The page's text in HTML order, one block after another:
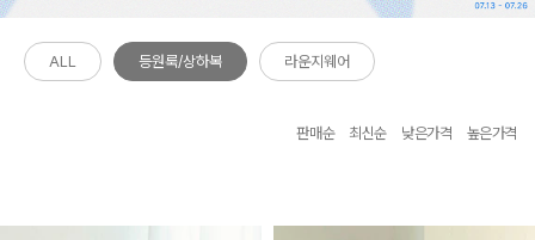
ALL 등원룩/상하복 라운지웨어
판매순 최신순 낮은가격 높은가격